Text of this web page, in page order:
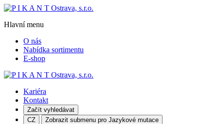
Hlavní menu
O nás
Nabídka sortimentu
E-shop
Kariéra
Kontakt
Začít vyhledávat
CZ
Zobrazit submenu pro Jazykové mutace